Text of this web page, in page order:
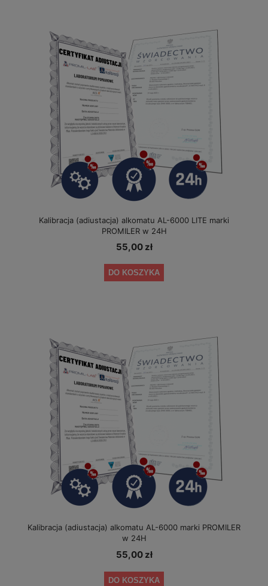
Kalibracja (adiustacja) alkomatu AL-6000 LITE marki
PROMILER w 24H
55,00 zł
DO KOSZYKA
Kalibracja (adiustacja) alkomatu AL-6000 marki PROMILER
w 24H
55,00 zł
DO KOSZYKA